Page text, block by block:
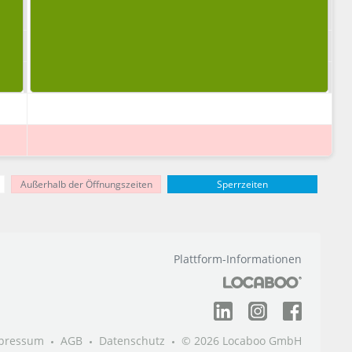
Außerhalb der Öffnungszeiten Sperrzeiten
Plattform-Informationen
AGB Datenschutz © 2026 Locaboo GmbH